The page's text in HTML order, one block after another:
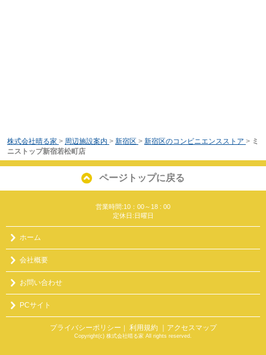
株式会社晴る家 > 周辺施設案内 > 新宿区 > 新宿区のコンビニエンスストア > ミ
ニストップ新宿若松町店
ページトップに戻る
営業時間:10：00～18 : 00
定休日:日曜日
ホーム
会社概要
お問い合わせ
PCサイト
プライバシーポリシー ｜ 利用規約 ｜アクセスマップ
Copyright(c) 株式会社晴る家 All rights reserved.